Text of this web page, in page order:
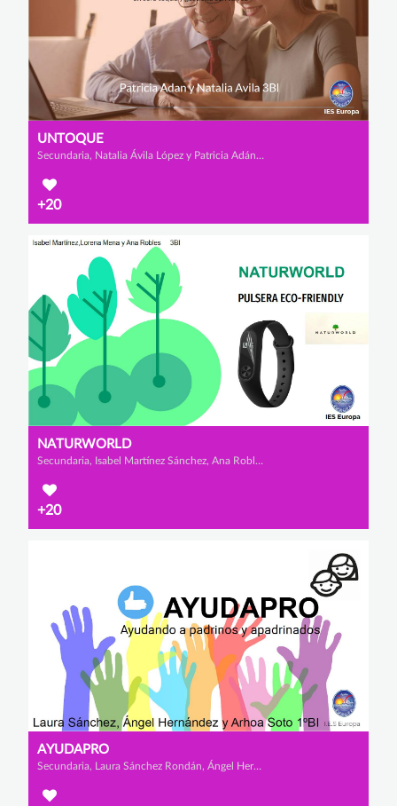
UNTOQUE
Secundaria, Natalia Ávila López y Patricia Adán Sánchez-Fortún
+20
NATURWORLD
Secundaria, Isabel Martínez Sánchez, Ana Robles Collado y Lorena Mena Gavilán
+20
AYUDAPRO
Secundaria, Laura Sánchez Rondán, Ángel Hernández Asensio y Arhoa Soto Jordán